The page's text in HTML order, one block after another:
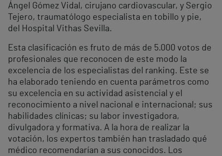
Ángel Gómez Vidal, cirujano cardiovascular, y Sergio
Tejero, traumatólogo especialista en tobillo y pie,
del Hospital Vithas Sevilla.
Esta clasificación es fruto de más de 5.000 votos de
profesionales que reconocen de este modo la
excelencia de los especialistas del ranking. Este se
ha elaborado teniendo en cuenta parámetros como
su excelencia en su actividad asistencial y el
reconocimiento a nivel nacional e internacional; sus
habilidades clínicas; su labor investigadora,
divulgadora y formativa. A la hora de realizar la
votación, los expertos también han trasladado qué
médico recomendarían a sus conocidos. Los